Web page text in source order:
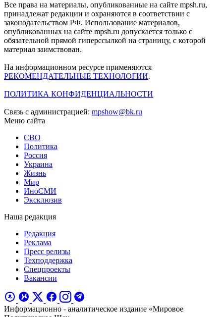
Все права на материалы, опубликованные на сайте mpsh.ru,
принадлежат редакции и охраняются в соответствии с
законодательством РФ. Использование материалов,
опубликованных на сайте mpsh.ru допускается только с
обязательной прямой гиперссылкой на страницу, с которой
материал заимствован.
На информационном ресурсе применяются
РЕКОМЕНДАТЕЛЬНЫЕ ТЕХНОЛОГИИ.
ПОЛИТИКА КОНФИДЕНЦИАЛЬНОСТИ
Связь с администрацией: mpshow@bk.ru
Меню сайта
СВО
Политика
Россия
Украина
Жизнь
Мир
ИноСМИ
Эксклюзив
Наша редакция
Редакция
Реклама
Пресс релизы
Техподдержка
Спецпроекты
Вакансии
Информационно - аналитическое издание «Мировое